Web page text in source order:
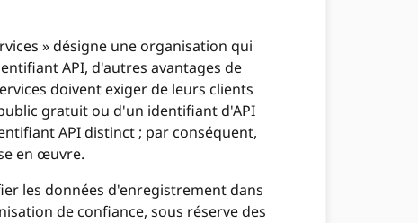
» désigne une organisation qui
API, d'autres avantages de
doivent exiger de leurs clients
gratuit ou d'un identifiant d'API
API distinct ; par conséquent,
en œuvre.
les données d'enregistrement dans
de confiance, sous réserve des